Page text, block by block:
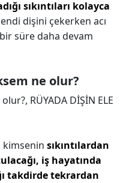
sıkıntıları kolayca
dişini çekerken acı
süre daha devam
ne olur?
RÜYADA DİŞİN ELE
kimsenin sıkıntılardan
iş hayatında
takdirde tekrardan